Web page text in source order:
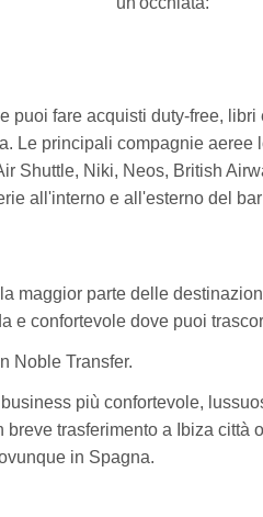
puoi fare acquisti duty-free,
Le principali compagnie
Shuttle, Niki, Neos, British
all'interno e all'esterno del
maggior parte delle
e confortevole dove puoi
Noble Transfer.
più confortevole,
trasferimento a Ibiza
in Spagna.